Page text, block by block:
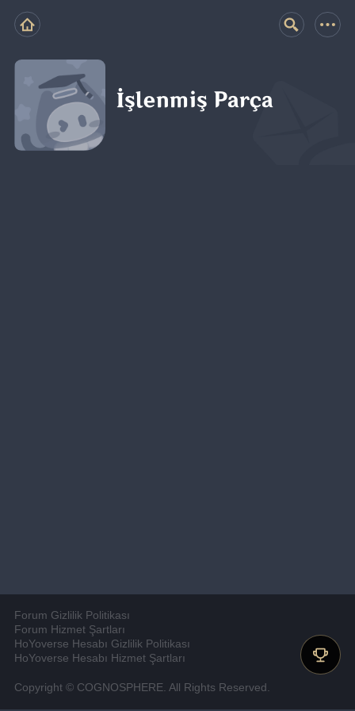
İşlenmiş Parça
Forum Gizlilik Politikası
Forum Hizmet Şartları
HoYoverse Hesabı Gizlilik Politikası
HoYoverse Hesabı Hizmet Şartları
Copyright © COGNOSPHERE. All Rights Reserved.